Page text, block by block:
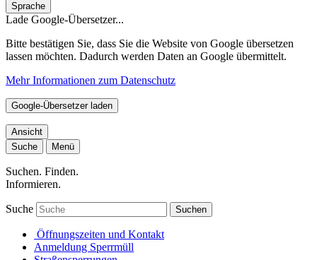
Sprache
Lade Google-Übersetzer...
Bitte bestätigen Sie, dass Sie die Website von Google übersetzen
lassen möchten. Dadurch werden Daten an Google übermittelt.
Mehr Informationen zum Datenschutz
Google-Übersetzer laden
Ansicht
Suche
Menü
Suchen. Finden.
Informieren.
Suche Suchen
Öffnungszeiten und Kontakt
Anmeldung Sperrmüll